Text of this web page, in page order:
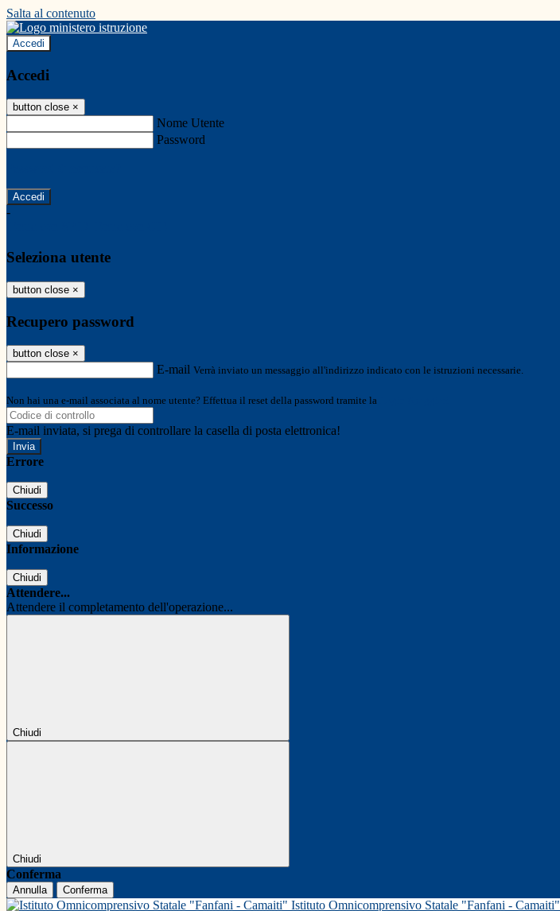
Salta al contenuto
Accedi
Accedi
button close ×
Nome Utente
Password
-
Seleziona utente
button close ×
Recupero password
button close ×
E-mail Verrà inviato un messaggio all'indirizzo indicato con le istruzioni necessarie.
Non hai una e-mail associata al nome utente? Effettua il reset della password tramite la
E-mail inviata, si prega di controllare la casella di posta elettronica!
Errore
Chiudi
Successo
Chiudi
Informazione
Chiudi
Attendere...
Attendere il completamento dell'operazione...
Chiudi
Chiudi
Conferma
Annulla Conferma
Istituto Omnicomprensivo Statale "Fanfani - Camaiti"